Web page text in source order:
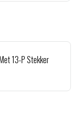
13-P Stekker